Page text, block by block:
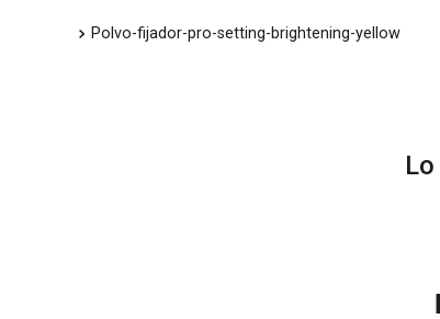
polvo-fijador-pro-setting-brightening-yellow